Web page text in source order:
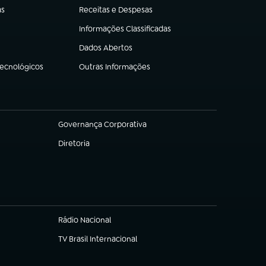
Receitas e Despesas
(abre em nova aba)
Informações Classificadas
(abre em nova aba)
Dados Abertos
(abre em nova aba)
Outras Informações
(abre em nova aba)
Governança Corporativa
(abre em nova aba)
Diretoria
(abre em nova aba)
Rádio Nacional
TV Brasil Internacional
(abre em nova aba)